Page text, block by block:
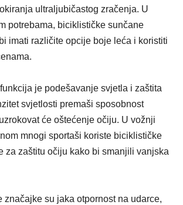
ultraljubičastog zračenja. U
potrebama, biciklističke sunčane
imati različite opcije boje leća i koristiti
je podešavanje svjetla i zaštita
svjetlosti premaši sposobnost
će oštećenje očiju. U vožnji
mnogi sportaši koriste biciklističke
za zaštitu očiju kako bi smanjili vanjska
značajke su jaka otpornost na udarce,